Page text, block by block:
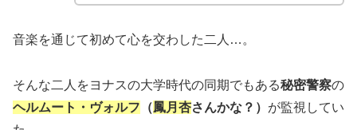
音楽を通じて初めて心を交わした二人…。
そんな二人をヨナスの大学時代の同期でもある秘密警察の
ヘルムート・ヴォルフ （鳳月杏さんかな？） が監視してい